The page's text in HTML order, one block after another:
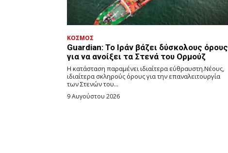
ΚΟΣΜΟΣ
Guardian: Το Ιράν βάζει δύσκολους όρους
για να ανοίξει τα Στενά του Ορμούζ
Η κατάσταση παραμένει ιδιαίτερα εύθραυστη.Νέους,
ιδιαίτερα σκληρούς όρους για την επαναλειτουργία
των Στενών του...
9 Αυγούστου 2026